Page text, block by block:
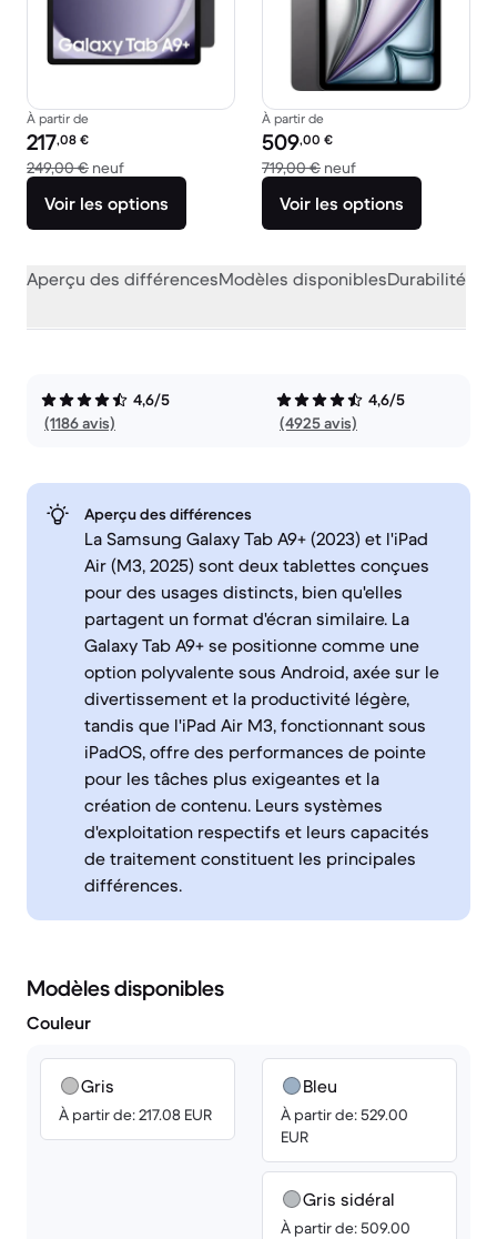
À partir de
Prix reconditionné :
217,08 €
249,00 € neufcontre 249,00 € neuf
Voir les options
À partir de
Prix reconditionné :
509,00 €
719,00 € neufcontre 719,00 €
Voir les options
Aperçu des différencesModèles disponiblesDurabilité
4,6/5
(1186 avis)
4,6/5
(4925 avis)
Aperçu des différences
La Samsung Galaxy Tab A9+ (2023) et l'iPad
Air (M3, 2025) sont deux tablettes conçues
pour des usages distincts, bien qu'elles
partagent un format d'écran similaire. La
Galaxy Tab A9+ se positionne comme une
option polyvalente sous Android, axée sur le
divertissement et la productivité légère,
tandis que l'iPad Air M3, fonctionnant sous
iPadOS, offre des performances de pointe
pour les tâches plus exigeantes et la
création de contenu. Leurs systèmes
d'exploitation respectifs et leurs capacités
de traitement constituent les principales
différences.
Modèles disponibles
Couleur
Gris
À partir de: 217.08 EUR
Bleu
À partir de: 529.00
EUR
Gris sidéral
À partir de: 509.00